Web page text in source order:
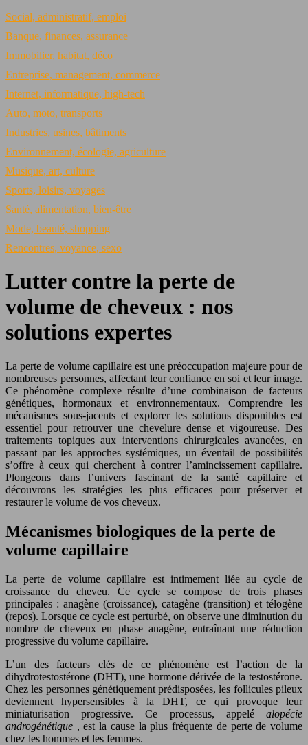
Social, administratif, emploi
Banque, finances, assurance
Immobilier, habitat, déco
Entreprise, management, commerce
Internet, informatique, high-tech
Auto, moto, transports
Industries, usines, bâtiments
Environnement, écologie, agriculture
Musique, art, culture
Sports, loisirs, voyages
Santé, alimentation, bien-être
Mode, beauté, shopping
Rencontres, voyance, sexo
Lutter contre la perte de
volume de cheveux : nos
solutions expertes
La perte de volume capillaire est une préoccupation majeure pour de
nombreuses personnes, affectant leur confiance en soi et leur image.
Ce phénomène complexe résulte d’une combinaison de facteurs
génétiques, hormonaux et environnementaux. Comprendre les
mécanismes sous-jacents et explorer les solutions disponibles est
essentiel pour retrouver une chevelure dense et vigoureuse. Des
traitements topiques aux interventions chirurgicales avancées, en
passant par les approches systémiques, un éventail de possibilités
s’offre à ceux qui cherchent à contrer l’amincissement capillaire.
Plongeons dans l’univers fascinant de la santé capillaire et
découvrons les stratégies les plus efficaces pour préserver et
restaurer le volume de vos cheveux.
Mécanismes biologiques de la perte de
volume capillaire
La perte de volume capillaire est intimement liée au cycle de
croissance du cheveu. Ce cycle se compose de trois phases
principales : anagène (croissance), catagène (transition) et télogène
(repos). Lorsque ce cycle est perturbé, on observe une diminution du
nombre de cheveux en phase anagène, entraînant une réduction
progressive du volume capillaire.
L’un des facteurs clés de ce phénomène est l’action de la
dihydrotestostérone (DHT), une hormone dérivée de la testostérone.
Chez les personnes génétiquement prédisposées, les follicules pileux
deviennent hypersensibles à la DHT, ce qui provoque leur
miniaturisation progressive. Ce processus, appelé alopécie
androgénétique , est la cause la plus fréquente de perte de volume
chez les hommes et les femmes.